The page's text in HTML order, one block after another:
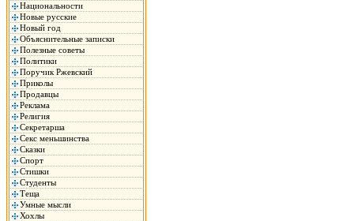
Национальности
Новые русские
Новый год
Объяснительные записки
Полезные советы
Политики
Поручик Ржевский
Приколы
Продавцы
Реклама
Религия
Секретарша
Секс меньшинства
Сказки
Спорт
Стишки
Студенты
Теща
Умные мысли
Хохлы